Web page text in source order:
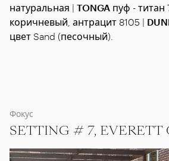
натуральная | TONGA пуф - титан
коричневый, антрацит 8105 |
цвет Sand (песочный).
Фокус
SETTING # 7, EVERETT